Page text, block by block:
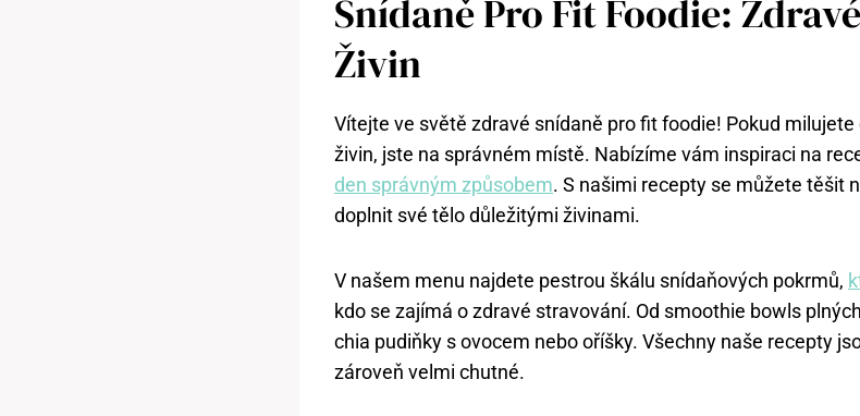
Snídaně Pro Fit Foodie:
Živin
Vítejte ve světě zdravé snídaně pro fit foodie! Pokud
živin, jste na správném místě. Nabízíme vám inspiraci na
den správným způsobem. S našimi recepty se můžete těšit
doplnit své tělo důležitými živinami.
V našem menu najdete pestrou škálu snídaňových pokrmů,
kdo se zajímá o zdravé stravování. Od smoothie bowls
chia pudiňky s ovocem nebo oříšky. Všechny naše recepty
zároveň velmi chutné.